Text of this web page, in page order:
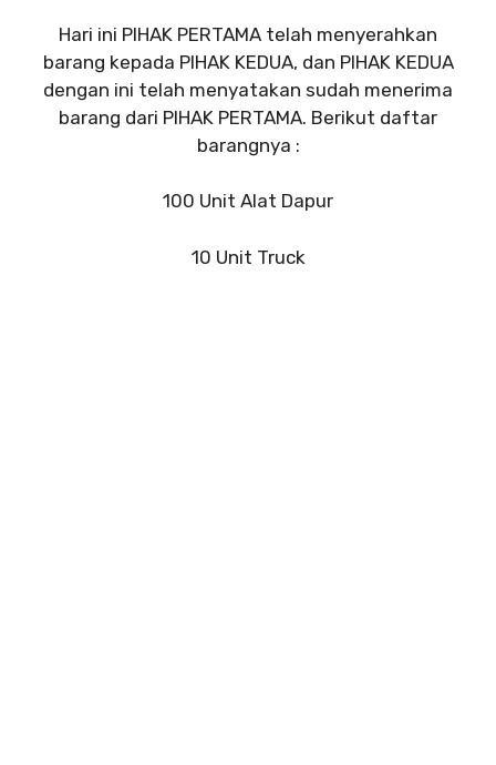
Hari ini PIHAK PERTAMA telah menyerahkan
barang kepada PIHAK KEDUA, dan PIHAK KEDUA
dengan ini telah menyatakan sudah menerima
barang dari PIHAK PERTAMA. Berikut daftar
barangnya :
100 Unit Alat Dapur
10 Unit Truck